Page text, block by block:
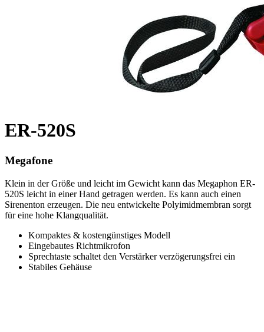
ER-520S
Megafone
Klein in der Größe und leicht im Gewicht kann das Megaphon ER-
520S leicht in einer Hand getragen werden. Es kann auch einen
Sirenenton erzeugen. Die neu entwickelte Polyimidmembran sorgt
für eine hohe Klangqualität.
Kompaktes & kostengünstiges Modell
Eingebautes Richtmikrofon
Sprechtaste schaltet den Verstärker verzögerungsfrei ein
Stabiles Gehäuse